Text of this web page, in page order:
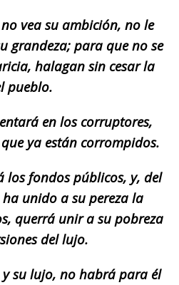
vea su ambición, no le
grandeza; para que no se
halagan sin cesar la
pueblo.
en los corruptores,
ya están corrompidos.
los fondos públicos, y, del
unido a su pereza la
querrá unir a su pobreza
del lujo.
su lujo, no habrá para él